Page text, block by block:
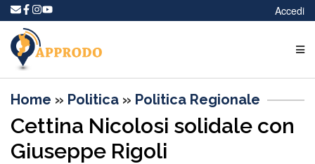
Accedi
Home » Politica » Politica Regionale
Cettina Nicolosi solidale con
Giuseppe Rigoli